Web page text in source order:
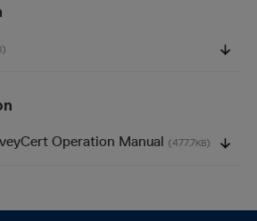
)
Operation Manual (477.7KB)